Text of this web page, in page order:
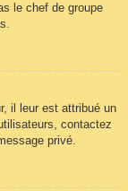
le chef de groupe
il leur est attribué un
contactez
privé.